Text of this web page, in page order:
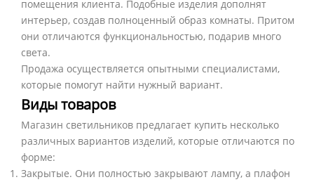
помещения клиента. Подобные изделия дополнят
интерьер, создав полноценный образ комнаты. Притом
они отличаются функциональностью, подарив много
света.
Продажа осуществляется опытными специалистами,
которые помогут найти нужный вариант.
Виды товаров
Магазин светильников предлагает купить несколько
различных вариантов изделий, которые отличаются по
форме:
Закрытые. Они полностью закрывают лампу, а плафон